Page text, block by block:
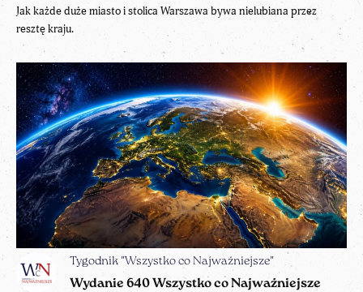
Jak każde duże miasto i stolica Warszawa bywa nielubiana przez
resztę kraju.
Tygodnik "Wszystko co Najważniejsze"
Wydanie 640 Wszystko co Najważniejsze